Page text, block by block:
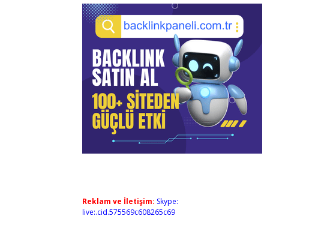
Reklam ve İletişim: Skype:
live:.cid.575569c608265c69